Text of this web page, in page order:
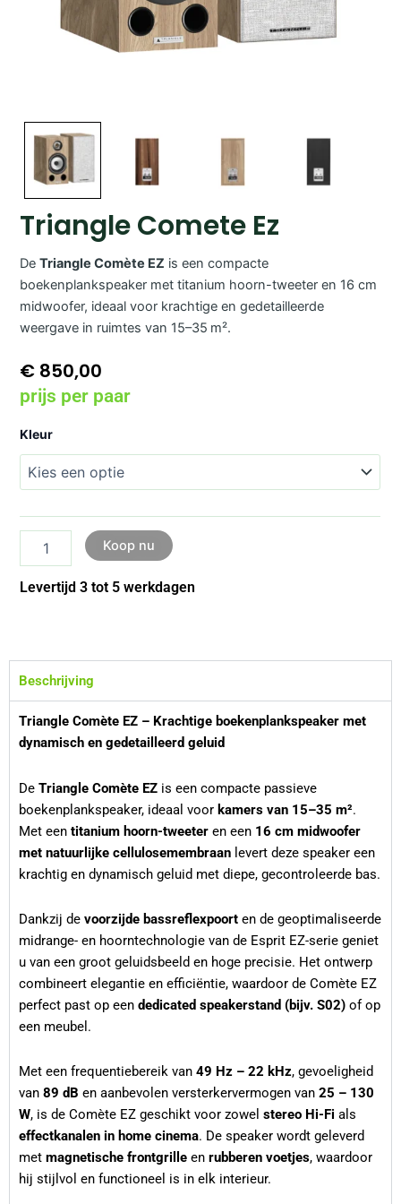
Triangle Comete Ez
DeTriangle Comète EZ is een compacte
boekenplankspeaker met titanium hoorn-tweeter en 16 cm
midwoofer, ideaal voor krachtige en gedetailleerde
weergave in ruimtes van 15–35 m².
€ 850,00
prijs per paar
Kleur
Triangle
Ez
aantal
Koop nu
Levertijd 3 tot 5 werkdagen
Beschrijving
Triangle Comète EZ – Krachtige boekenplankspeaker met
dynamisch en gedetailleerd geluid
De Triangle Comète EZ is een compacte passieve
boekenplankspeaker, ideaal voor kamers van 15–35 m².
Met een titanium hoorn-tweeter en een 16 cm midwoofer
met natuurlijke cellulosemembraan levert deze speaker een
krachtig en dynamisch geluid met diepe, gecontroleerde bas.
Dankzij de voorzijde bassreflexpoort en de geoptimaliseerde
midrange- en hoorntechnologie van de Esprit EZ-serie geniet
u van een groot geluidsbeeld en hoge precisie. Het ontwerp
combineert elegantie en efficiëntie, waardoor de Comète EZ
perfect past op een dedicated speakerstand (bijv. S02) of op
een meubel.
Met een frequentiebereik van 49 Hz – 22 kHz, gevoeligheid
van 89 dB en aanbevolen versterkervermogen van 25 – 130
W, is de Comète EZ geschikt voor zowel stereo Hi-Fi als
effectkanalen in home cinema. De speaker wordt geleverd
met magnetische frontgrille en rubberen voetjes, waardoor
hij stijlvol en functioneel is in elk interieur.